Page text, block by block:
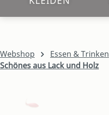
Webshop
Essen & Trinken
Schönes aus Lack und Holz